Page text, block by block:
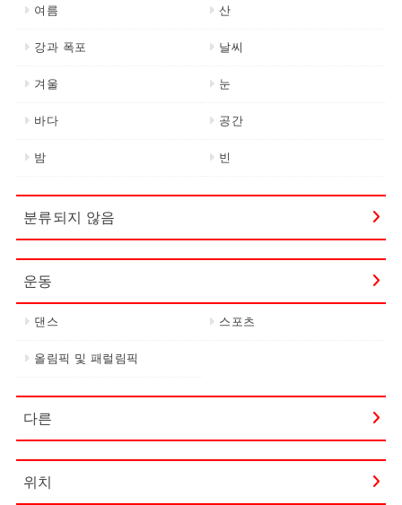
여름 산
강과 폭포 날씨
겨울 눈
바다 공간
밤 빈
분류되지 않음
운동
댄스 스포츠
올림픽 및 패럴림픽
다른
위치